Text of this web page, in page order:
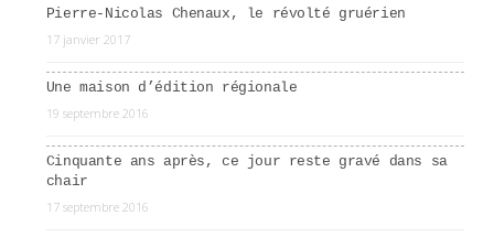
Pierre-Nicolas Chenaux, le révolté gruérien
17 janvier 2017
Une maison d’édition régionale
19 septembre 2016
Cinquante ans après, ce jour reste gravé dans sa
chair
17 septembre 2016